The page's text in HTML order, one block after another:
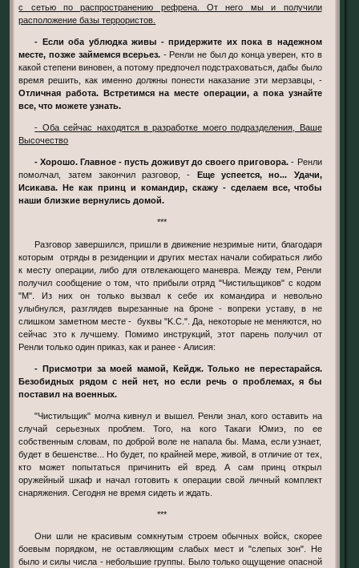
с сетью по распространению рефрена. От него мы и получили
расположение базы террористов.
- Если оба ублюдка живы - придержите их пока в надежном
месте, позже займемся всерьез. - Ренли не был до конца уверен, кто в
какой степени виновен, а потому предпочел подстраховаться, дабы было
время решить, как именно должны понести наказание эти мерзавцы, -
Отличная работа. Встретимся на месте операции, а пока узнайте
все, что можете узнать.
- Оба сейчас находятся в разработке моего подразделения, Ваше
Высочество
- Хорошо. Главное - пусть доживут до своего приговора. - Ренли
помолчал, затем закончил разговор, - Еще успеется, но... Удачи,
Исикава. Не как принц и командир, скажу - сделаем все, чтобы
наши близкие вернулись домой.
***
Разговор завершился, пришли в движение незримые нити, благодаря
которым отряды в резиденции и других местах начали собираться либо
к месту операции, либо для отвлекающего маневра. Между тем, Ренли
получил сообщение о том, что прибыли отряд "Чистильщиков" с кодом
"М". Из них он только вызвал к себе их командира и невольно
улыбнулся, разглядев вырезанные на броне - вопреки уставу, в не
слишком заметном месте - буквы "K.C.". Да, некоторые не меняются, но
сейчас это к лучшему. Помимо инструкций, этот парень получил от
Ренли только один приказ, как и ранее - Алисия:
- Присмотри за моей мамой, Кейдж. Только не перестарайся.
Безобидных рядом с ней нет, но если речь о проблемах, я бы
поставил на военных.
"Чистильщик" молча кивнул и вышел. Ренли знал, кого оставить на
случай серьезных проблем. Того, на кого Такаги Юмиэ, по ее
собственным словам, по доброй воле не напала бы. Мама, если узнает,
будет в бешенстве... Но будет, по крайней мере, живой, в отличие от тех,
кто может попытаться причинить ей вред. А сам принц открыл
оружейный шкаф и начал готовить к операции свой личный комплект
снаряжения. Сегодня не время сидеть и ждать.
***
Они шли не красивым сомкнутым строем обычных войск, скорее
боевым порядком, не оставляющим слабых мест и "слепых зон". Не
было и силы числа - небольшие группы. Было только ощущение опасной